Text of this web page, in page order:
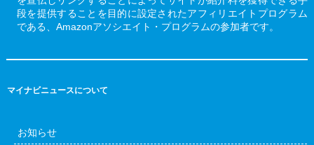
段を提供することを目的に設定されたアフィリエイトプログラム
である、Amazonアソシエイト・プログラムの参加者です。
マイナビニュースについて
お知らせ